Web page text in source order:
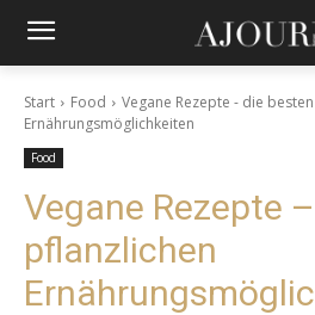
Start Food
Vegane Rezepte - die
Ernährungsmöglichkeiten
Food
Vegane Rezepte
pflanzlichen